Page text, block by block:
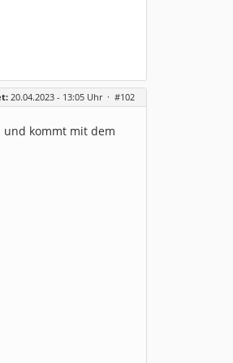
20.04.2023 - 13:05 Uhr · #102
und kommt mit dem